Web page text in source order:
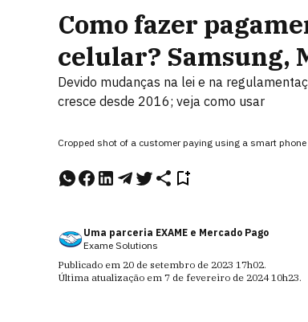
Como fazer
celular? Samsung,
Devido mudanças na lei e na
cresce desde 2016; veja como usar
Cropped shot of a customer paying using a smart phone
Uma parceria EXAME e Mercado Pago
Exame Solutions
Publicado em 20 de setembro de 2023 17h02.
Última atualização em 7 de fevereiro de 2024 10h23.